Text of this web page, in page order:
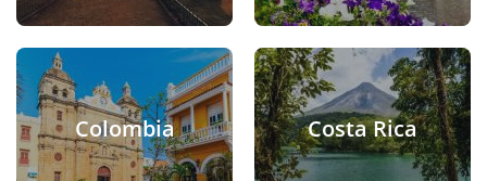
Colombia Costa Rica